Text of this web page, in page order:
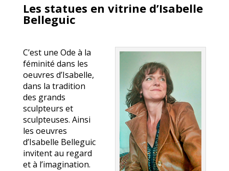
Les statues en vitrine d’Isabelle
Belleguic
C’est une Ode à la
féminité dans les
oeuvres d’Isabelle,
dans la tradition
des grands
sculpteurs et
sculpteuses. Ainsi
les oeuvres
d’Isabelle Belleguic
invitent au regard
et à l’imagination.